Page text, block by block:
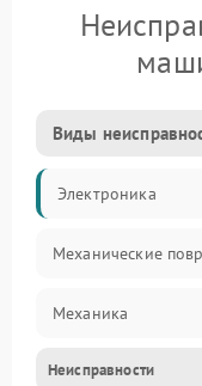
Виды
Электроника
Механические
Механика
Электропитание
Неисправности